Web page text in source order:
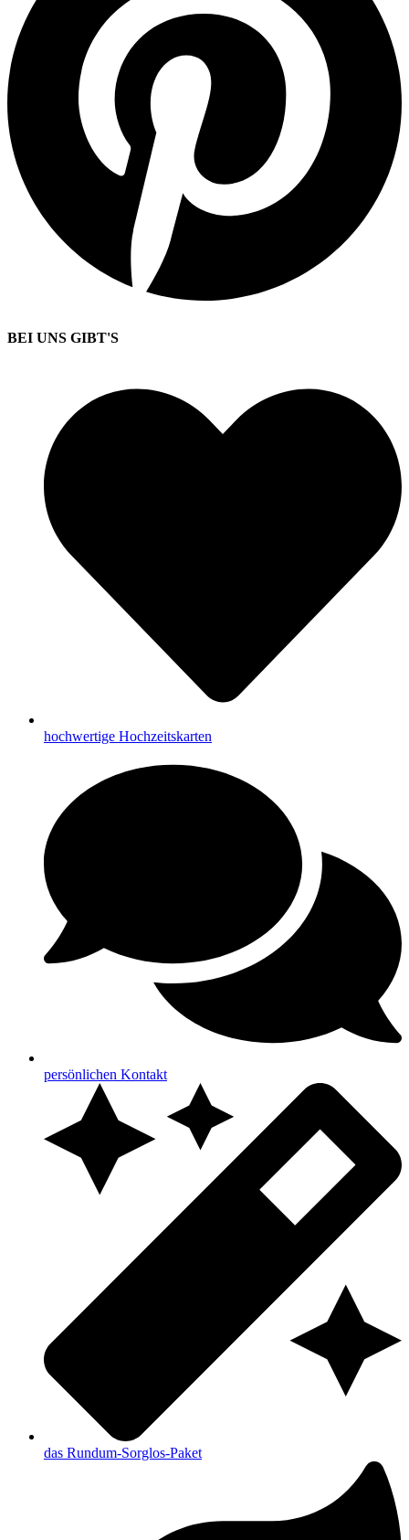
BEI UNS GIBT'S
hochwertige Hochzeitskarten
persönlichen Kontakt
das Rundum-Sorglos-Paket